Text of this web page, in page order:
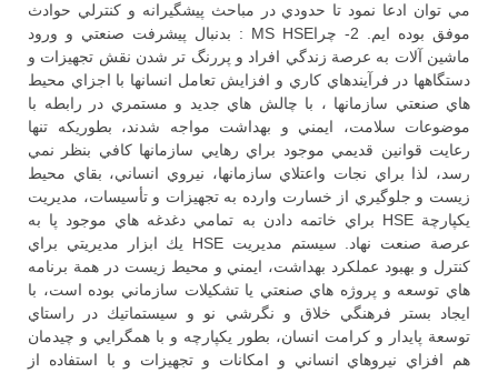
مي توان ادعا نمود تا حدودي در مباحث پيشگيرانه و كنترلي حوادث
موفق بوده ايم. 2- چراMS HSE : بدنبال پيشرفت صنعتي و ورود
ماشين آلات به عرصة زندگي افراد و پررنگ تر شدن نقش تجهيزات و
دستگاهها در فرآيندهاي كاري و افزايش تعامل انسانها با اجزاي محيط
هاي صنعتي سازمانها ، با چالش هاي جديد و مستمري در رابطه با
موضوعات سلامت، ايمني و بهداشت مواجه شدند، بطوريكه تنها
رعايت قوانين قديمي موجود براي رهايي سازمانها كافي بنظر نمي
رسد، لذا براي نجات واعتلاي سازمانها، نيروي انساني، بقاي محيط
زيست و جلوگيري از خسارت وارده به تجهيزات و تأسيسات، مديريت
يكپارچة HSE براي خاتمه دادن به تمامي دغدغه هاي موجود پا به
عرصة صنعت نهاد. سيستم مديريت HSE يك ابزار مديريتي براي
كنترل و بهبود عملكرد بهداشت، ايمني و محيط زيست در همة برنامه
هاي توسعه و پروژه هاي صنعتي يا تشكيلات سازماني بوده است، با
ايجاد بستر فرهنگي خلاق و نگرشي نو و سيستماتيك در راستاي
توسعة پايدار و كرامت انسان، بطور يكپارچه و با همگرايي و چيدمان
هم افزاي نيروهاي انساني و امكانات و تجهيزات و با استفاده از